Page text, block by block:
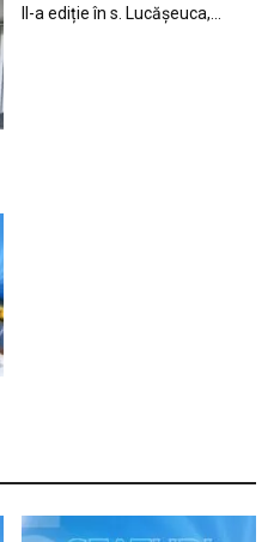
II-a ediție în s. Lucășeuca,...